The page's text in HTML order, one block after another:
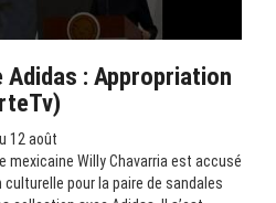
Adidas : Appropriation
12 août
mexicaine Willy Chavarria est accusé
culturelle pour la paire de sandales